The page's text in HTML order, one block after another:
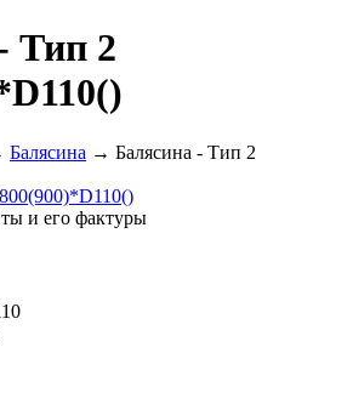
Тип 2
Балясина → Балясина - Тип 2
и его фактуры